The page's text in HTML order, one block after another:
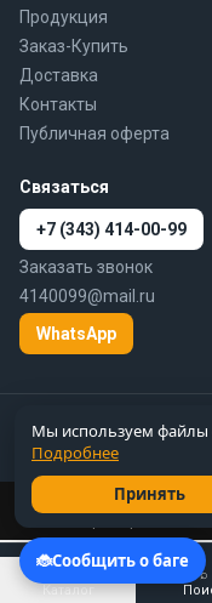
Продукция
Заказ-Купить
Доставка
Контакты
Публичная оферта
Связаться
+7 (343) 414-00-99
Заказать звонок
4140099@mail.ru
WhatsApp
пневматики по России
Цены справочные, не
Цены и вся
Каталог
⌕
Мы используем файлы
Подробнее
Принять